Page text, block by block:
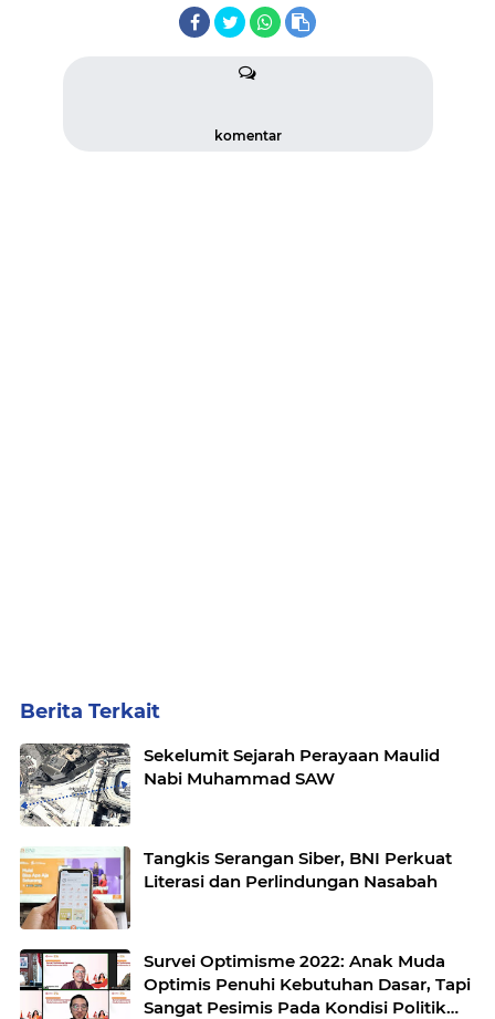
komentar
Berita Terkait
Sekelumit Sejarah Perayaan Maulid
Nabi Muhammad SAW
Tangkis Serangan Siber, BNI Perkuat
Literasi dan Perlindungan Nasabah
Survei Optimisme 2022: Anak Muda
Optimis Penuhi Kebutuhan Dasar, Tapi
Sangat Pesimis Pada Kondisi Politik